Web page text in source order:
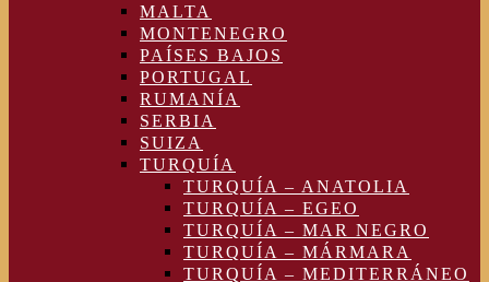
MALTA
MONTENEGRO
PAÍSES BAJOS
PORTUGAL
RUMANÍA
SERBIA
SUIZA
TURQUÍA
TURQUÍA – ANATOLIA
TURQUÍA – EGEO
TURQUÍA – MAR NEGRO
TURQUÍA – MÁRMARA
TURQUÍA – MEDITERRÁNEO